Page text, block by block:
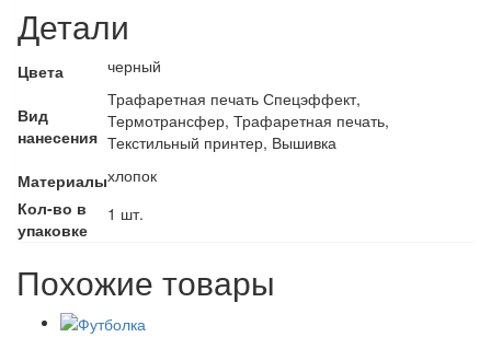
Детали
Цвета черный
Вид
нанесения
Трафаретная печать Спецэффект,
Термотрансфер, Трафаретная печать,
Текстильный принтер, Вышивка
Материалыхлопок
Кол-во в
упаковке
1 шт.
Похожие товары